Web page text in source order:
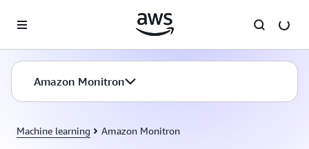
Amazon Monitron
Machine learning Amazon Monitron